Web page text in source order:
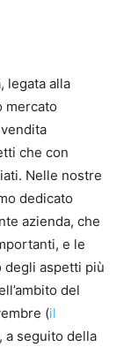
legata alla
mercato
che con
Nelle nostre
dedicato
azienda, che
e le
degli aspetti più
del
(il
a seguito della